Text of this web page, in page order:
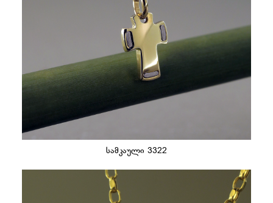
სამკაული 3322